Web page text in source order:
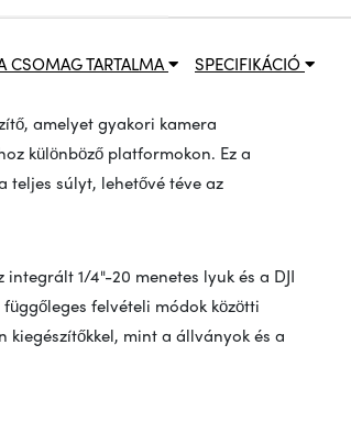
SPECIFIKÁCIÓ
CSOMAG TARTALMA
amelyet gyakori kamera
különböző platformokon. Ez a
teljes súlyt, lehetővé téve az
1/4"-20 menetes lyuk és a DJI
felvételi módok közötti
mint a állványok és a